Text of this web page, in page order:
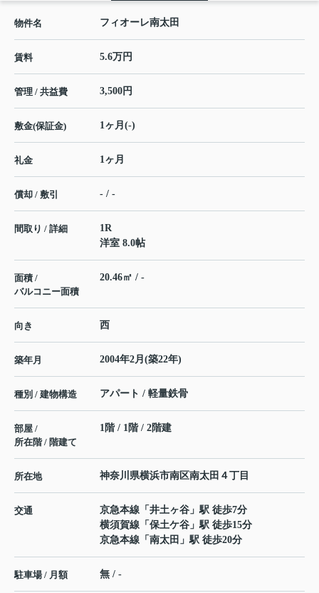
物件名 フィオーレ南太田
賃料 5.6万円
管理 / 共益費 3,500円
敷金(保証金) 1ヶ月(-)
礼金 1ヶ月
償却 / 敷引 - / -
間取り / 詳細
1R
洋室 8.0帖
面積 /
バルコニー面積
20.46㎡ / -
向き 西
築年月 2004年2月(築22年)
種別 / 建物構造 アパート / 軽量鉄骨
部屋 /
所在階 / 階建て
1階 / 1階 / 2階建
所在地 神奈川県横浜市南区南太田 ４丁目
交通 京急本線 「 井土ヶ谷 」駅 徒歩7分
横須賀線 「 保土ケ谷 」駅 徒歩15分
京急本線 「 南太田 」駅 徒歩20分
駐車場 / 月額 無 / -